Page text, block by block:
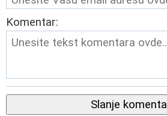
Komentar:
Slanje